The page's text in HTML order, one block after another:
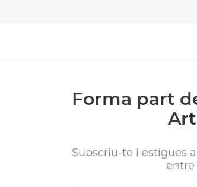
Forma part
Subscriu-te i estigues
entre